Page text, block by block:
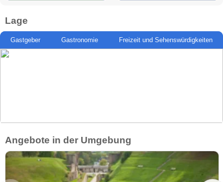
Lage
Gastgeber Gastronomie Freizeit und Sehenswürdigkeiten
Angebote in der Umgebung